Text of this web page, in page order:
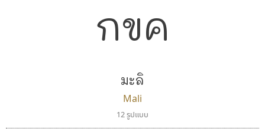
กขค
มะลิ
Mali
12 รูปแบบ